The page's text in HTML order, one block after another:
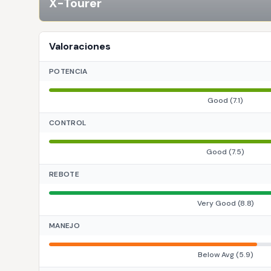
Valoraciones
POTENCIA
Good (7.1)
CONTROL
Good (7.5)
REBOTE
Very Good (8.8)
MANEJO
Below Avg(5.9)